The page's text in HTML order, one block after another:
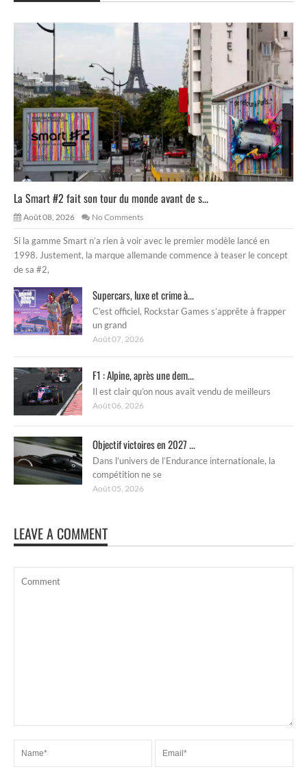
La Smart #2 fait son tour du monde avant de s...
Août 08, 2026 No Comments
Si la gamme Smart n’a rien à voir avec le premier modèle lancé en
1998. Justement, la marque allemande commence à teaser le concept
de sa #2,
Supercars, luxe et crime à...
C’est officiel, Rockstar Games s’apprête à frapper
un grand
Août 07, 2026
F1 : Alpine, après une dem...
Il est clair qu’on nous avait vendu de meilleurs
Août 06, 2026
Objectif victoires en 2027 ...
Dans l’univers de l’Endurance internationale, la
compétition ne se
Août 05, 2026
LEAVE A COMMENT